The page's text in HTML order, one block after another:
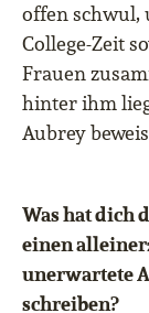
offen schwul,
College-Zeit
Frauen
hinter ihm
Aubrey
Was hat dich
einen
unerwartete
schreiben?